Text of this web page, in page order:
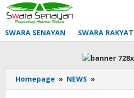
Lewati
ke
konten
SWARA SENAYAN SWARA RAKYAT
Homepage » NEWS »
Pulihkan